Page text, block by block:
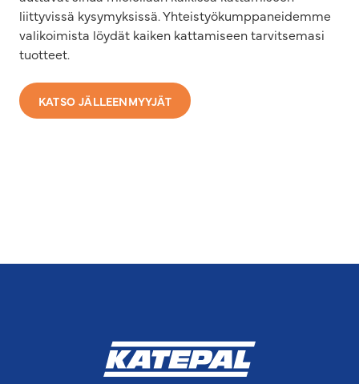
liittyvissä kysymyksissä. Yhteistyökumppaneidemme
valikoimista löydät kaiken kattamiseen tarvitsemasi
tuotteet.
KATSO JÄLLEENMYYJÄT